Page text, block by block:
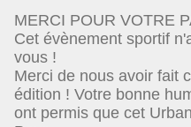
MERCI POUR VOTRE
Cet évènement sportif
vous !
Merci de nous avoir fait
édition ! Votre bonne
ont permis que cet